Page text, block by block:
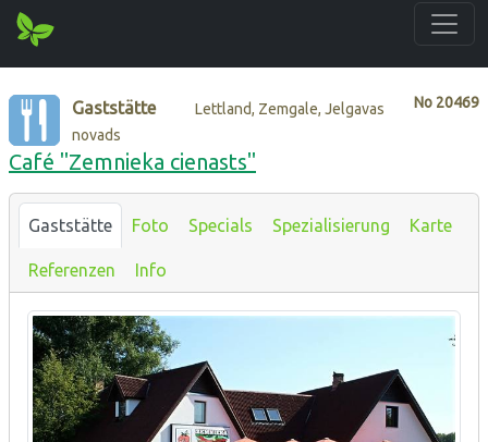
No 20469
Gaststätte
Lettland, Zemgale, Jelgavas
novads
Café "Zemnieka cienasts"
Gaststätte Foto Specials Spezialisierung Karte
Referenzen Info